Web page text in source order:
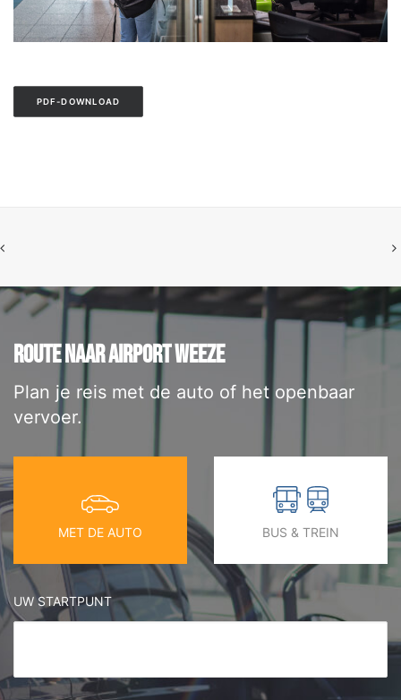
PDF-DOWNLOAD
ROUTE NAAR AIRPORT WEEZE
Plan je reis met de auto of het openbaar
vervoer.
MET DE AUTO BUS & TREIN
UW STARTPUNT